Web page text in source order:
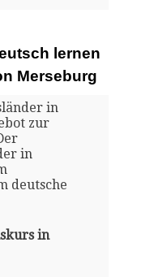
lernen
Merseburg
in
zur
in
deutsche
in